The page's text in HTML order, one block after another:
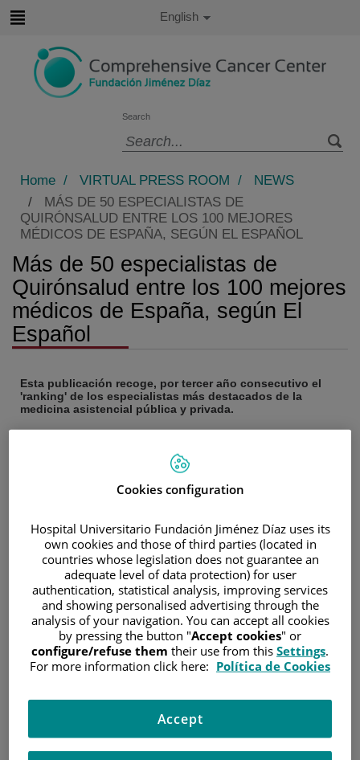
content
Search
Active
English
Home / VIRTUAL PRESS ROOM /
NEWS
/
MÁS DE 50 ESPECIALISTAS DE
QUIRÓNSALUD ENTRE LOS 100 MEJORES
MÉDICOS DE ESPAÑA, SEGÚN EL ESPAÑOL
Más de 50 especialistas de
Quirónsalud entre los 100 mejores
médicos de España, según El
Español
Esta publicación recoge, por tercer año consecutivo el
'ranking' de los especialistas más destacados de la
medicina asistencial pública y privada.
Más de 50 especialistas de Quirónsalud han sido incluidos
en el ranking elaborado por el periódico digital El Español
2020, que sin duda estará marcado por la pandemia
causada por el nuevo coronavirus MERS-CoV-2 y la
enfermedad Covid-19.
En la tercera edición de esta clasificación se han tenido en
cuenta a los profesionales más destacados por su
experiencia, formación, bagaje científico, participación en
órganos de gobierno de sociedades médicas y por ser una
referencia o presentar un carácter pionero en distintos
medicina asistencial pública como de la privada.
Para dicha clasificación han establecido 22 categorías en
Cookies configuration
Hospital Universitario Fundación Jiménez Díaz uses its
own cookies and those of third parties (located in
countries whose legislation does not guarantee an
adequate level of data protection) for user
authentication, statistical analysis, improving services
and showing personalised advertising through the
analysis of your navigation. You can accept all cookies
by pressing the button "Accept cookies" or
configure/refuse them their use from this Settings.
For more information click here: Política de Cookies
Accept